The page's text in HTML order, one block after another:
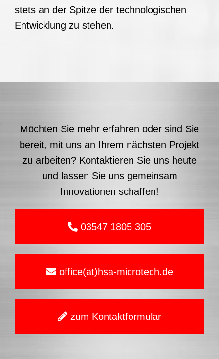
stets an der Spitze der technologischen
Entwicklung zu stehen.
Möchten Sie mehr erfahren oder sind Sie
bereit, mit uns an Ihrem nächsten Projekt
zu arbeiten? Kontaktieren Sie uns heute
und lassen Sie uns gemeinsam
Innovationen schaffen!
03547 1805 305
office(at)hsa-microtech.de
zum Kontaktformular